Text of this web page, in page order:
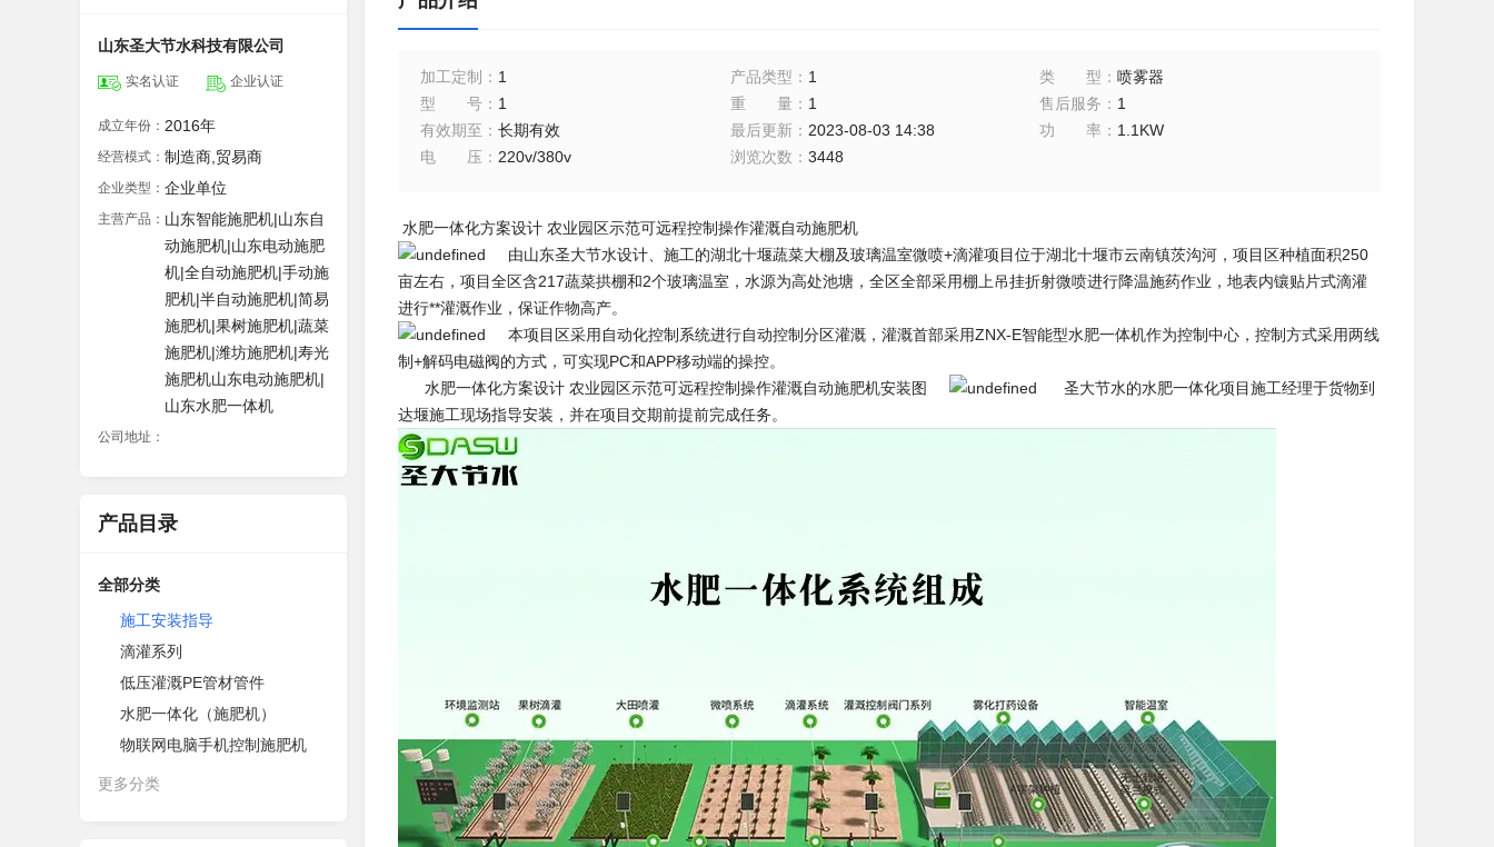
山东圣大节水科技有限公司
实名认证 企业认证
成立年份： 2016年
经营模式： 制造商,贸易商
企业类型： 企业单位
主营产品： 山东智能施肥机|山东自
动施肥机|山东电动施肥
机|全自动施肥机|手动施
肥机|半自动施肥机|简易
施肥机|果树施肥机|蔬菜
施肥机|潍坊施肥机|寿光
施肥机山东电动施肥机|
山东水肥一体机
公司地址：
产品目录
全部分类
施工安装指导
滴灌系列
低压灌溉PE管材管件
水肥一体化（施肥机）
物联网电脑手机控制施肥机
更多分类
加工定制 ： 1 产品类型 ： 1 类型 ：喷雾器
型号 ： 1 重量： 1 售后服务 ： 1
有效期至 ： 长期有效 最后更新： 2023-08-03 14:38 功率 ： 1.1KW
电压 ： 220v/380v 浏览次数 ： 3448
水肥一体化方案设计 农业园区示范可远程控制操作灌溉自动施肥机
由山东圣大节水设计、施工的湖北十堰蔬菜大棚及玻璃温室微喷+滴灌项目位于湖北十堰市云南镇茨沟河，项目区种植面积250
亩左右，项目全区含217蔬菜拱棚和2个玻璃温室，水源为高处池塘，全区全部采用棚上吊挂折射微喷进行降温施药作业，地表内镶贴片式滴灌
进行**灌溉作业，保证作物高产。
本项目区采用自动化控制系统进行自动控制分区灌溉，灌溉首部采用ZNX-E智能型水肥一体机作为控制中心，控制方式采用两线
制+解码电磁阀的方式，可实现PC和APP移动端的操控。
水肥一体化方案设计 农业园区示范可远程控制操作灌溉自动施肥机安装图
圣大节水的水肥一体化项目施工经理于货物到
达堰施工现场指导安装，并在项目交期前提前完成任务。